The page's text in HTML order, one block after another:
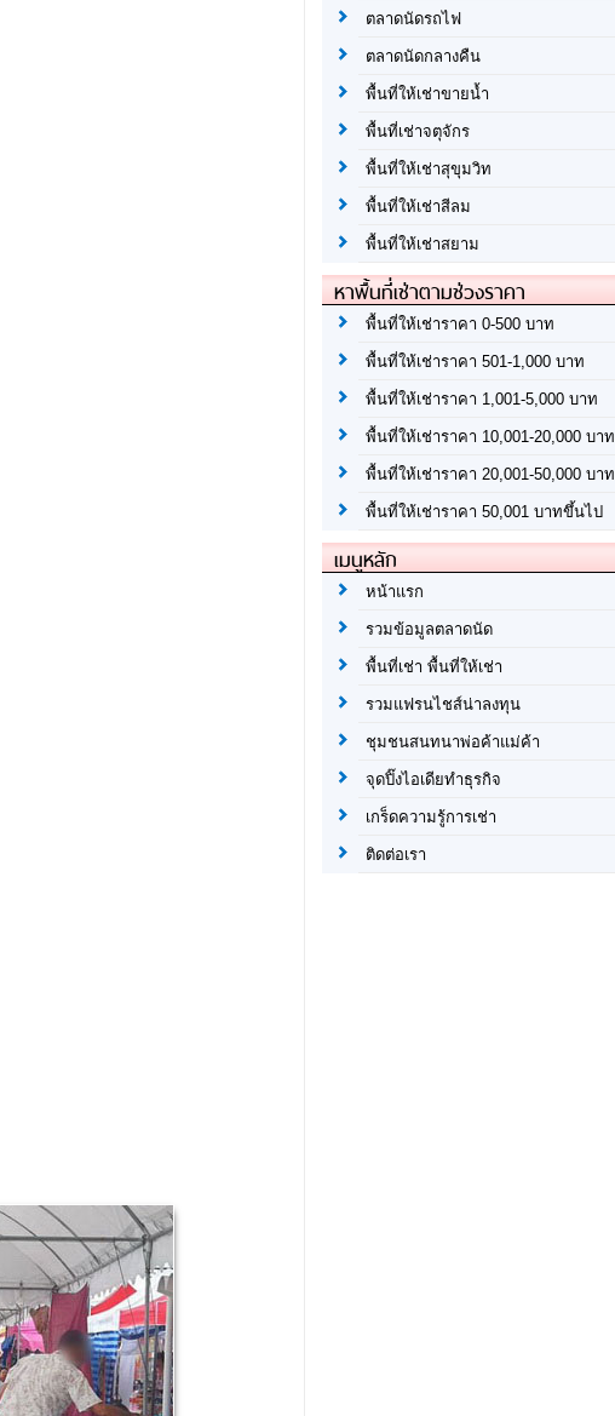
ตลาดนัดรถไฟ
ตลาดนัดกลางคืน
พื้นที่ให้เช่าขายน้ำ
พื้นที่เช่าจตุจักร
พื้นที่ให้เช่าสุขุมวิท
พื้นที่ให้เช่าสีลม
พื้นที่ให้เช่าสยาม
หาพื้นที่เช่าตามช่วงราคา
พื้นที่ให้เช่าราคา 0-500 บาท
พื้นที่ให้เช่าราคา 501-1,000 บาท
พื้นที่ให้เช่าราคา 1,001-5,000 บาท
พื้นที่ให้เช่าราคา 10,001-20,000 บาท
พื้นที่ให้เช่าราคา 20,001-50,000 บาท
พื้นที่ให้เช่าราคา 50,001 บาทขึ้นไป
เมนูหลัก
หน้าแรก
รวมข้อมูลตลาดนัด
พื้นที่เช่า พื้นที่ให้เช่า
รวมแฟรนไชส์น่าลงทุน
ชุมชนสนทนาพ่อค้าแม่ค้า
จุดปิ๊งไอเดียทำธุรกิจ
เกร็ดความรู้การเช่า
ติดต่อเรา